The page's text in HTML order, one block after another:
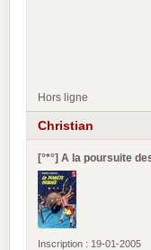
Hors ligne
Christian
[°*°] A la poursuite
Inscription : 19-01-2005